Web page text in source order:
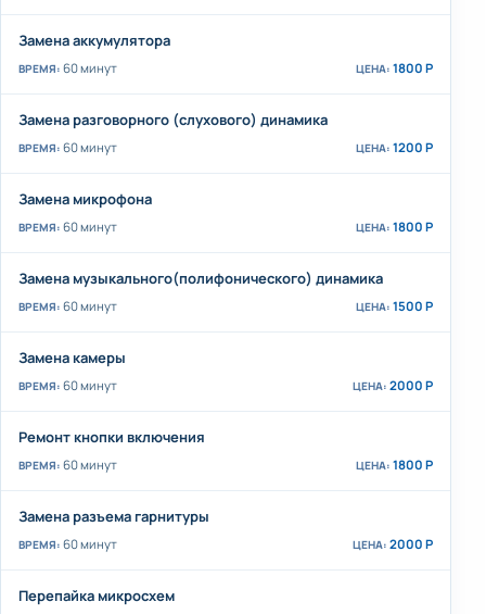
Замена аккумулятора
60 минут 1800 Р
Замена разговорного (слухового) динамика
60 минут 1200 Р
Замена микрофона
60 минут 1800 Р
Замена музыкального(полифонического) динамика
60 минут 1500 Р
Замена камеры
60 минут 2000 Р
Ремонт кнопки включения
60 минут 1800 Р
Замена разъема гарнитуры
60 минут 2000 Р
Перепайка микросхем